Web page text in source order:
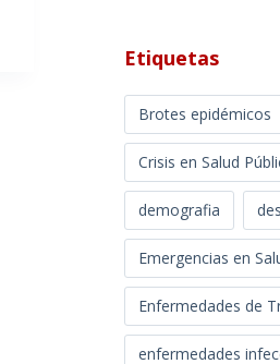
Etiquetas
Brotes epidémicos
Crisis en Salud
demografia
Emergencias en
Enfermedades de
enfermedades